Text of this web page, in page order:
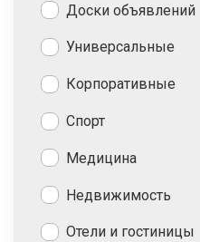
Доски объявлений
Универсальные
Корпоративные
Спорт
Медицина
Недвижимость
Отели и гостиницы